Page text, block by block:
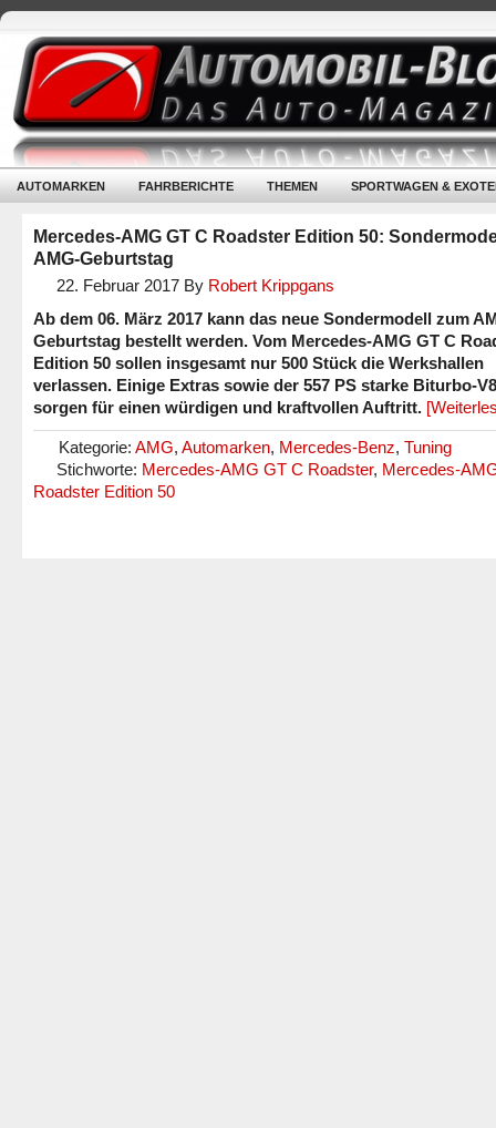
AUTOMARKEN FAHRBERICHTE THEMEN SPORTWAGEN &
Mercedes-AMG GT C Roadster Edition 50:
AMG-Geburtstag
22. Februar 2017 By Robert Krippgans
Ab dem 06. März 2017 kann das neue Sondermodell zum
Geburtstag bestellt werden. Vom Mercedes-AMG GT C
Edition 50 sollen insgesamt nur 500 Stück die Werkshallen
verlassen. Einige Extras sowie der 557 PS starke Biturbo-V8
sorgen für einen würdigen und kraftvollen Auftritt.
Kategorie: AMG, Automarken, Mercedes-Benz, Tuning
Stichworte: Mercedes-AMG GT C Roadster, Mercedes-
Roadster Edition 50